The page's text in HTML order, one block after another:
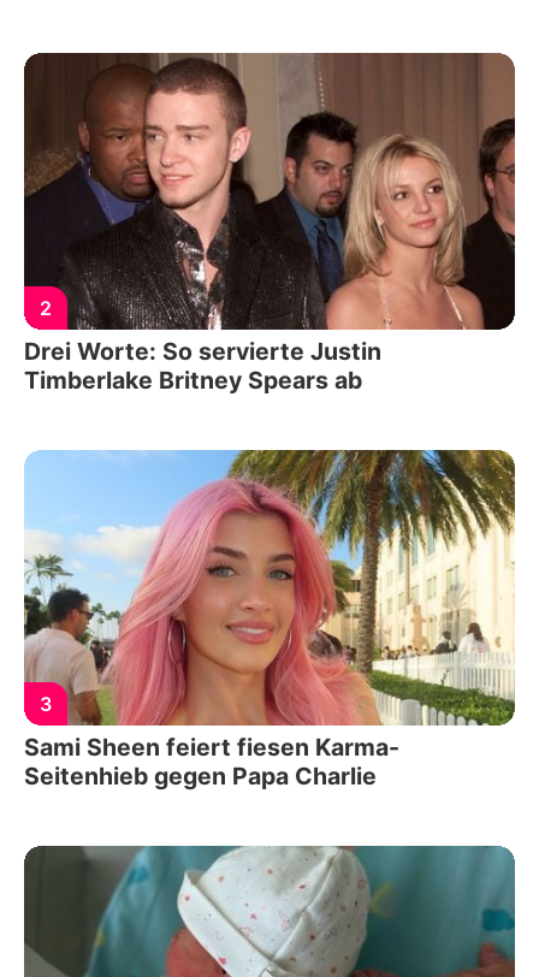
2
Drei Worte: So servierte Justin
Timberlake Britney Spears ab
3
Sami Sheen feiert fiesen Karma-
Seitenhieb gegen Papa Charlie